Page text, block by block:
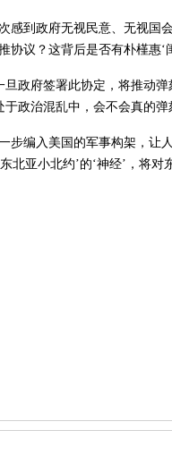
到政府无视民意、无视国
协议？这背后是否有朴槿惠‘
府签署此协定，将推动弹
政治混乱中，会不会真的弹
编入美国的军事构架，让
北亚小北约’的‘神经’，将